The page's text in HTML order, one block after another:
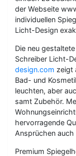
der Webseite
individuellen
Licht-Design
Die neu
Schreiber Licht-
design.com zeigt
Bad- und
leuchten, aber
samt Zubehör.
hervorragende
Ansprüchen
Premium